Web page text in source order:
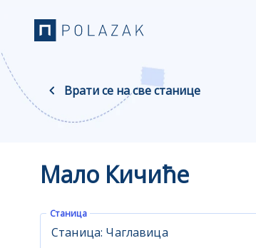
Врати се на све станице
Мало Кичиће
Станица
Станица: Чаглавица